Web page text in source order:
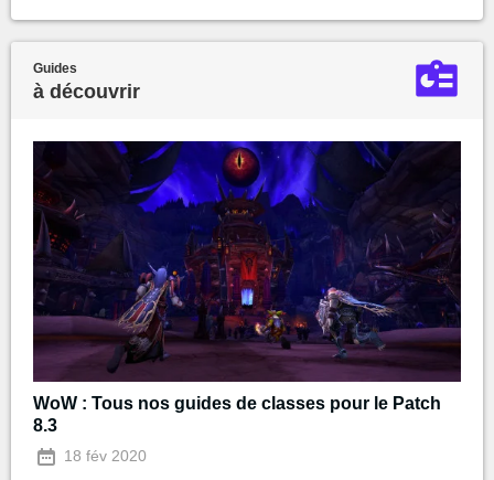
Guides
à découvrir
WoW : Tous nos guides de classes pour le Patch
8.3
18 fév 2020